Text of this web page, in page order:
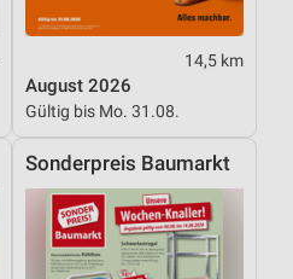
14,5 km
August 2026
Gültig bis Mo. 31.08.
Sonderpreis Baumarkt